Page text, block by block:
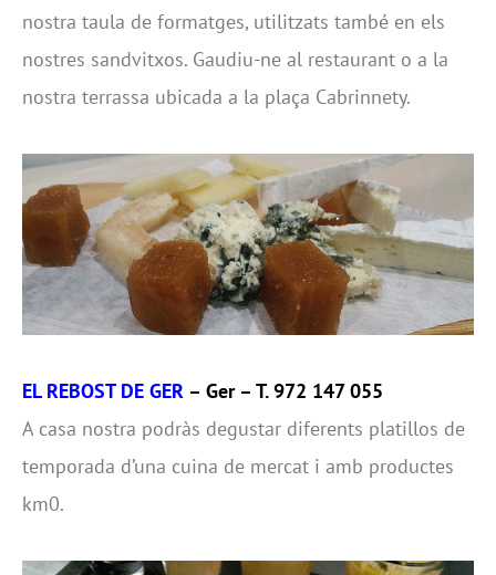
nostra taula de formatges, utilitzats també en els
nostres sandvitxos. Gaudiu-ne al restaurant o a la
nostra terrassa ubicada a la plaça Cabrinnety.
EL REBOST DE GER – Ger – T. 972 147 055
A casa nostra podràs degustar diferents platillos de
temporada d’una cuina de mercat i amb productes
km0.